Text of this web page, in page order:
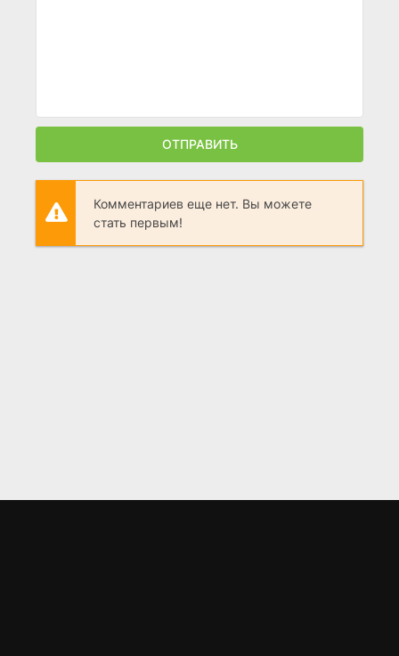
ОТПРАВИТЬ
Комментариев еще нет. Вы можете
стать первым!